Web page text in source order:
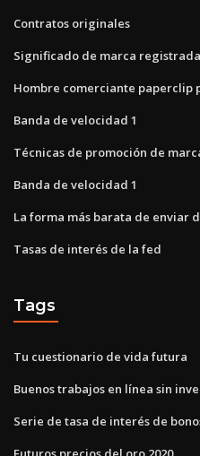
Contratos originales
Significado de marca
Hombre comerciante paperclip
Banda de velocidad 1
Técnicas de promoción de
Banda de velocidad 1
La forma más barata de enviar
Tasas de interés de la fed
Tags
Tu cuestionario de vida futura
Buenos trabajos en línea sin
Serie de tasa de interés de